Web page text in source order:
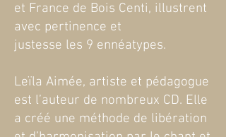
et France de Bois Centi, illustrent
avec pertinence et
justesse les 9 ennéatypes.
Leïla Aimée, artiste et pédagogue
est l’auteur de nombreux CD. Elle
a créé une méthode de libération